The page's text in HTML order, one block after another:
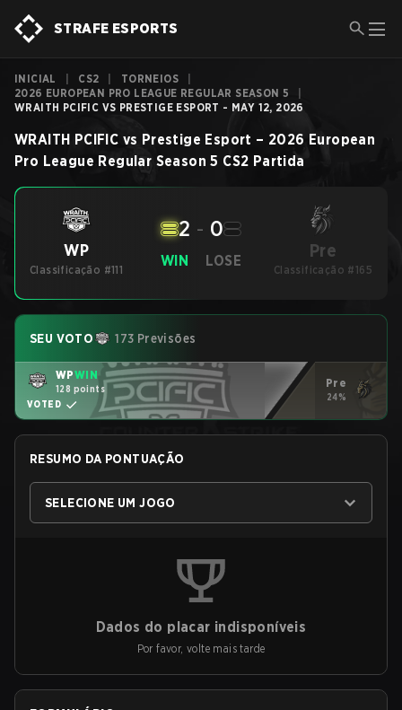
STRAFE ESPORTS
INICIAL CS2 TORNEIOS
2026 EUROPEAN PRO LEAGUE REGULAR SEASON 5
WRAITH PCIFIC VS PRESTIGE ESPORT - MAY 12, 2026
WRAITH PCIFIC vs Prestige Esport – 2026 European
Pro League Regular Season 5 CS2 Partida
WP
Classificação #111
WIN
2 - 0
LOSE Pre
Classificação #165
SEU VOTO 173 Previsões
WPWIN
128 points
VOTED
Pre
24%
RESUMO DA PONTUAÇÃO
SELECIONE UM JOGO
Dados do placar indisponíveis
Por favor, volte mais tarde